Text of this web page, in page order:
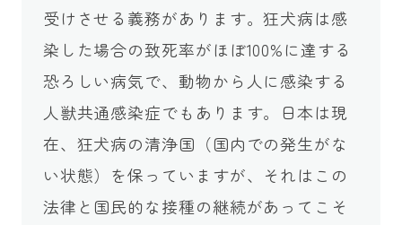
受けさせる義務があります。狂犬病は感
染した場合の致死率がほぼ100%に達する
恐ろしい病気で、動物から人に感染する
人獣共通感染症でもあります。日本は現
在、狂犬病の清浄国（国内での発生がな
い状態）を保っていますが、それはこの
法律と国民的な接種の継続があってこそ